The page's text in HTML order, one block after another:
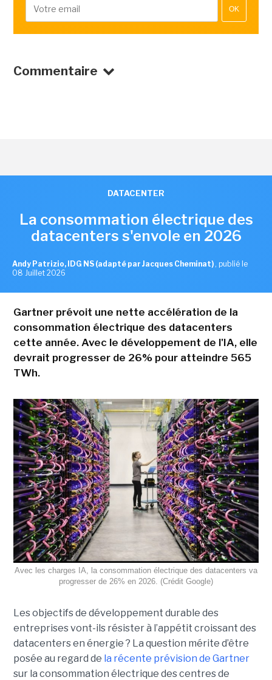
OK
Commentaire
DATACENTER
La consommation électrique des
datacenters s'envole en 2026
Andy Patrizio, IDG NS (adapté par Jacques Cheminat) , publié le
08 Juillet 2026
Gartner prévoit une nette accélération de la
consommation électrique des datacenters
cette année. Avec le développement de l'IA, elle
devrait progresser de 26% pour atteindre 565
TWh.
Avec les charges IA, la consommation électrique des datacenters va
progresser de 26% en 2026. (Crédit Google)
Les objectifs de développement durable des
entreprises vont-ils résister à l’appétit croissant des
datacenters en énergie ? La question mérite d’être
posée au regard de la récente prévision de Gartner
sur la consommation électrique des centres de